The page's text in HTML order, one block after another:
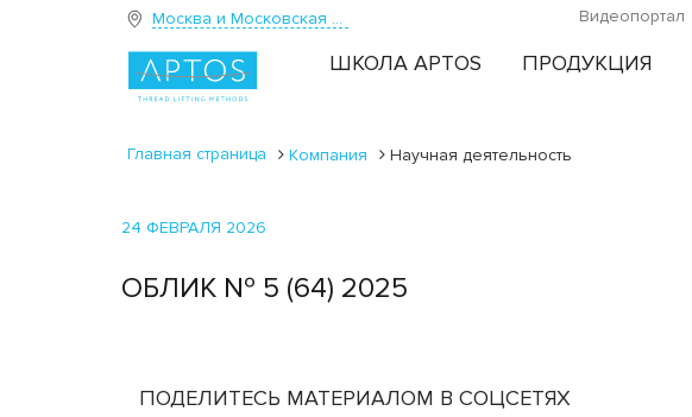
Москва и Московская область Видеопортал
ШКОЛА APTOS ПРОДУКЦИЯ
Главная страница Компания Научная деятельность
24 ФЕВРАЛЯ 2026
ОБЛИК № 5 (64) 2025
ПОДЕЛИТЕСЬ МАТЕРИАЛОМ В СОЦСЕТЯХ